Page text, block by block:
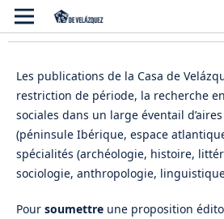
Les publications de la Casa de
restriction de période, la recherche
sociales dans un large éventail
(péninsule Ibérique, espace
spécialités (archéologie, histoire,
sociologie, anthropologie,
Pour soumettreune proposition